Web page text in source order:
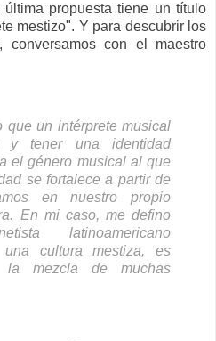
propuesta tiene un título
mestizo". Y para descubrir los
conversamos con el maestro
que un intérprete musical
y tener una identidad
el género musical al que
se fortalece a partir de
en nuestro propio
En mi caso, me defino
latinoamericano
una cultura mestiza, es
la mezcla de muchas